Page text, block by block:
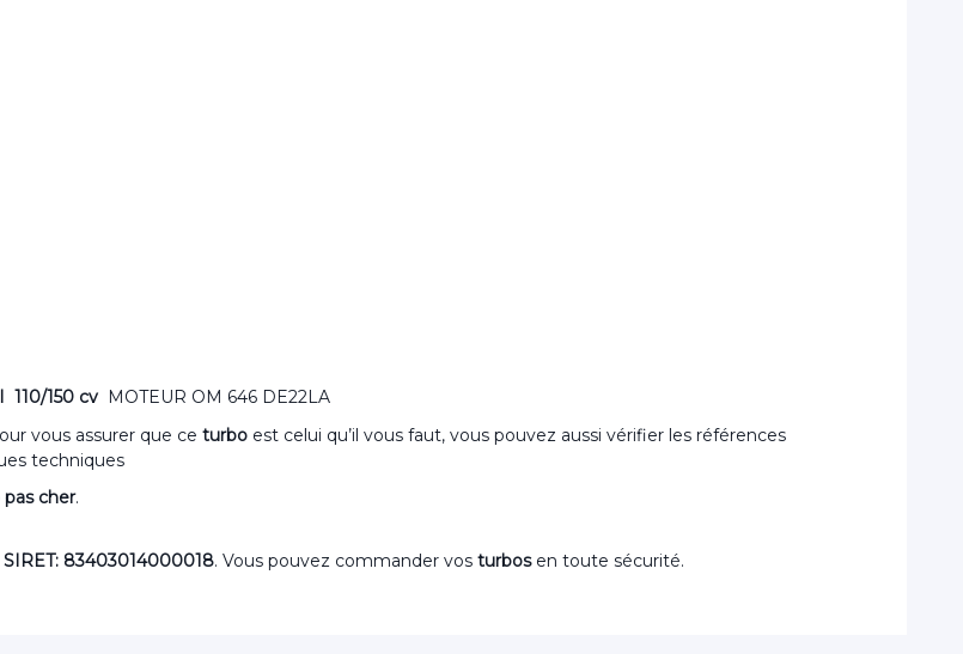
110/150 cv MOTEUR OM 646 DE22LA
vous assurer que ce turbo est celui qu’il vous faut, vous pouvez aussi vérifier les références
techniques
cher.
SIRET: 83403014000018. Vous pouvez commander vos turbosen toute sécurité.